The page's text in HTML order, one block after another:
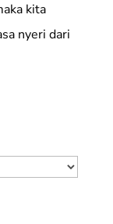
kita
nyeri dari